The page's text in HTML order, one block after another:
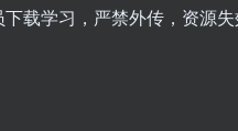
载学习，严禁外传，资源